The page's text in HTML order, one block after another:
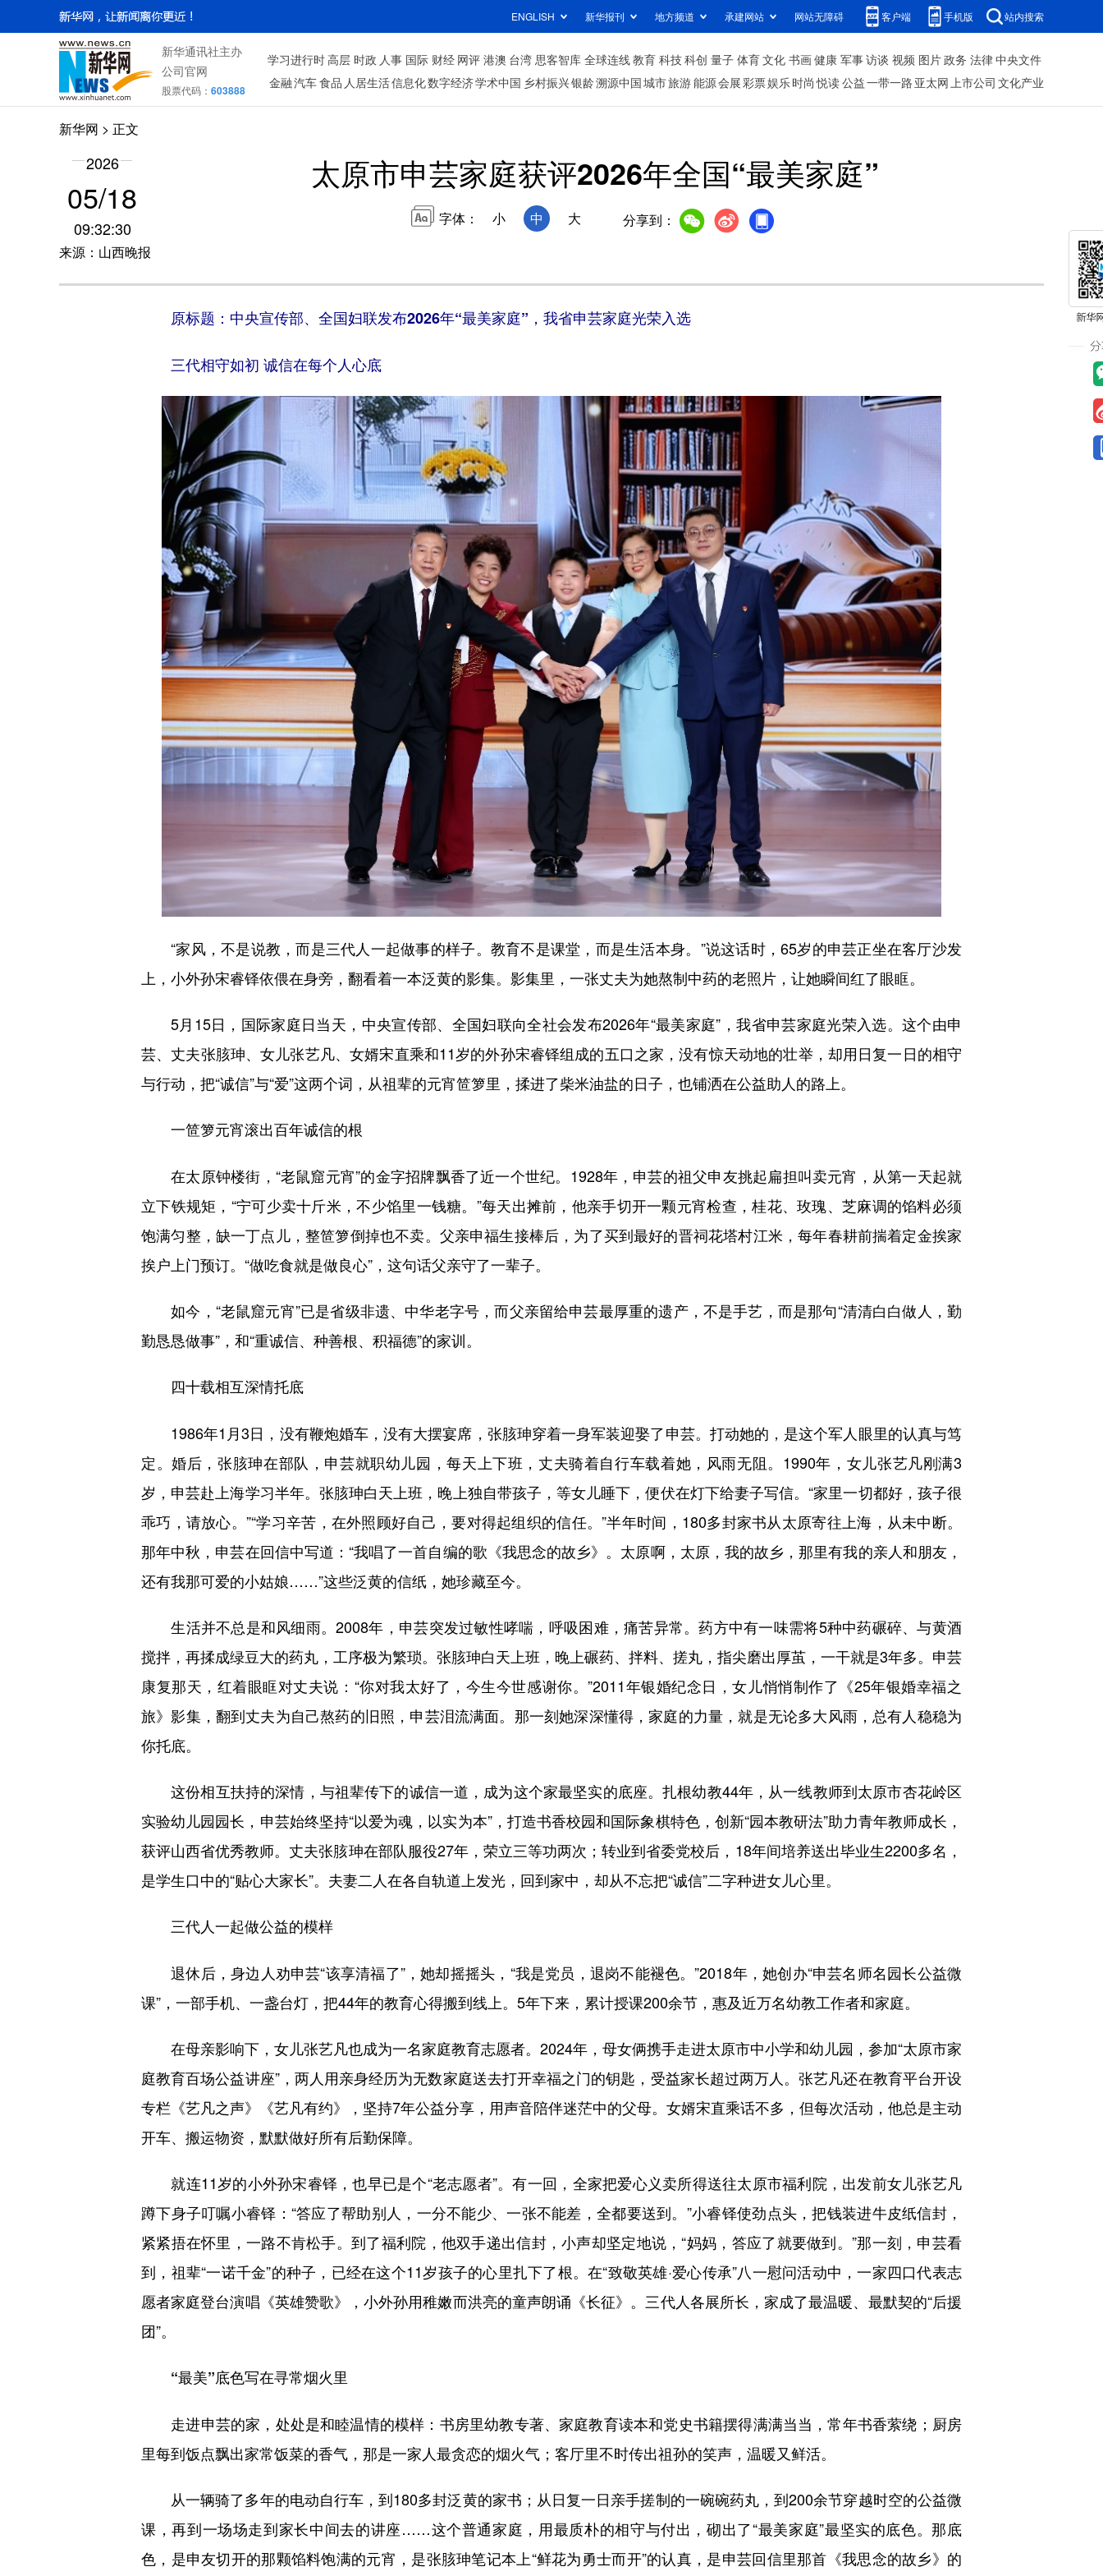
ENGLISH 新华报刊 地方频道 承建网站 网站无障碍 客户端 手机版 站内搜索
新华通讯社主办
公司官网
股票代码： 603888
学习进行时高层 时政 人事 国际 财经 网评 港澳 台湾 思客智库 全球连线教育 科技科创 量子 体育文化 书画健康 军事访谈 视频 图片政务 法律中央文件
金融汽车食品 人居生活信息化数字经济学术中国 乡村振兴银龄溯源中国城市旅游能源会展彩票娱乐时尚 悦读公益一带一路 亚太网上市公司 文化产业
新华网 > 正文
2026
05/18
09:32:30
来源：山西晚报
太原市申芸家庭获评2026年全国“最美家庭”
字体： 小 中 大 分享到：
原标题：中央宣传部、全国妇联发布2026年“最美家庭”，我省申芸家庭光荣入选
三代相守如初 诚信在每个人心底
“家风，不是说教，而是三代人一起做事的样子。教育不是课堂，而是生活本身。”说这话时，65岁的申芸正坐在客厅沙发
上，小外孙宋睿铎依偎在身旁，翻看着一本泛黄的影集。影集里，一张丈夫为她熬制中药的老照片，让她瞬间红了眼眶。
5月15日，国际家庭日当天，中央宣传部、全国妇联向全社会发布2026年“最美家庭”，我省申芸家庭光荣入选。这个由申
芸、丈夫张胲珅、女儿张艺凡、女婿宋直乘和11岁的外孙宋睿铎组成的五口之家，没有惊天动地的壮举，却用日复一日的相守
与行动，把“诚信”与“爱”这两个词，从祖辈的元宵笸箩里，揉进了柴米油盐的日子，也铺洒在公益助人的路上。
一笸箩元宵滚出百年诚信的根
在太原钟楼街，“老鼠窟元宵”的金字招牌飘香了近一个世纪。1928年，申芸的祖父申友挑起扁担叫卖元宵，从第一天起就
立下铁规矩，“宁可少卖十斤米，不少馅里一钱糖。”每天出摊前，他亲手切开一颗元宵检查，桂花、玫瑰、芝麻调的馅料必须
饱满匀整，缺一丁点儿，整笸箩倒掉也不卖。父亲申福生接棒后，为了买到最好的晋祠花塔村江米，每年春耕前揣着定金挨家
挨户上门预订。“做吃食就是做良心”，这句话父亲守了一辈子。
如今，“老鼠窟元宵”已是省级非遗、中华老字号，而父亲留给申芸最厚重的遗产，不是手艺，而是那句“清清白白做人，勤
勤恳恳做事”，和“重诚信、种善根、积福德”的家训。
四十载相互深情托底
1986年1月3日，没有鞭炮婚车，没有大摆宴席，张胲珅穿着一身军装迎娶了申芸。打动她的，是这个军人眼里的认真与笃
定。婚后，张胲珅在部队，申芸就职幼儿园，每天上下班，丈夫骑着自行车载着她，风雨无阻。1990年，女儿张艺凡刚满3
岁，申芸赴上海学习半年。张胲珅白天上班，晚上独自带孩子，等女儿睡下，便伏在灯下给妻子写信。“家里一切都好，孩子很
乖巧，请放心。”“学习辛苦，在外照顾好自己，要对得起组织的信任。”半年时间，180多封家书从太原寄往上海，从未中断。
那年中秋，申芸在回信中写道：“我唱了一首自编的歌《我思念的故乡》。太原啊，太原，我的故乡，那里有我的亲人和朋友，
还有我那可爱的小姑娘……”这些泛黄的信纸，她珍藏至今。
生活并不总是和风细雨。2008年，申芸突发过敏性哮喘，呼吸困难，痛苦异常。药方中有一味需将5种中药碾碎、与黄酒
搅拌，再揉成绿豆大的药丸，工序极为繁琐。张胲珅白天上班，晚上碾药、拌料、搓丸，指尖磨出厚茧，一干就是3年多。申芸
康复那天，红着眼眶对丈夫说：“你对我太好了，今生今世感谢你。”2011年银婚纪念日，女儿悄悄制作了《25年银婚幸福之
旅》影集，翻到丈夫为自己熬药的旧照，申芸泪流满面。那一刻她深深懂得，家庭的力量，就是无论多大风雨，总有人稳稳为
你托底。
这份相互扶持的深情，与祖辈传下的诚信一道，成为这个家最坚实的底座。扎根幼教44年，从一线教师到太原市杏花岭区
实验幼儿园园长，申芸始终坚持“以爱为魂，以实为本”，打造书香校园和国际象棋特色，创新“园本教研法”助力青年教师成长，
获评山西省优秀教师。丈夫张胲珅在部队服役27年，荣立三等功两次；转业到省委党校后，18年间培养送出毕业生2200多名，
是学生口中的“贴心大家长”。夫妻二人在各自轨道上发光，回到家中，却从不忘把“诚信”二字种进女儿心里。
三代人一起做公益的模样
退休后，身边人劝申芸“该享清福了”，她却摇摇头，“我是党员，退岗不能褪色。”2018年，她创办“申芸名师名园长公益微
课”，一部手机、一盏台灯，把44年的教育心得搬到线上。5年下来，累计授课200余节，惠及近万名幼教工作者和家庭。
在母亲影响下，女儿张艺凡也成为一名家庭教育志愿者。2024年，母女俩携手走进太原市中小学和幼儿园，参加“太原市家
庭教育百场公益讲座”，两人用亲身经历为无数家庭送去打开幸福之门的钥匙，受益家长超过两万人。张艺凡还在教育平台开设
专栏《艺凡之声》《艺凡有约》，坚持7年公益分享，用声音陪伴迷茫中的父母。女婿宋直乘话不多，但每次活动，他总是主动
开车、搬运物资，默默做好所有后勤保障。
就连11岁的小外孙宋睿铎，也早已是个“老志愿者”。有一回，全家把爱心义卖所得送往太原市福利院，出发前女儿张艺凡
蹲下身子叮嘱小睿铎：“答应了帮助别人，一分不能少、一张不能差，全都要送到。”小睿铎使劲点头，把钱装进牛皮纸信封，
紧紧捂在怀里，一路不肯松手。到了福利院，他双手递出信封，小声却坚定地说，“妈妈，答应了就要做到。”那一刻，申芸看
到，祖辈“一诺千金”的种子，已经在这个11岁孩子的心里扎下了根。在“致敬英雄·爱心传承”八一慰问活动中，一家四口代表志
愿者家庭登台演唱《英雄赞歌》，小外孙用稚嫩而洪亮的童声朗诵《长征》。三代人各展所长，家成了最温暖、最默契的“后援
团”。
“最美”底色写在寻常烟火里
走进申芸的家，处处是和睦温情的模样：书房里幼教专著、家庭教育读本和党史书籍摆得满满当当，常年书香萦绕；厨房
里每到饭点飘出家常饭菜的香气，那是一家人最贪恋的烟火气；客厅里不时传出祖孙的笑声，温暖又鲜活。
从一辆骑了多年的电动自行车，到180多封泛黄的家书；从日复一日亲手搓制的一碗碗药丸，到200余节穿越时空的公益微
课，再到一场场走到家长中间去的讲座……这个普通家庭，用最质朴的相守与付出，砌出了“最美家庭”最坚实的底色。那底
色，是申友切开的那颗馅料饱满的元宵，是张胲珅笔记本上“鲜花为勇士而开”的认真，是申芸回信里那首《我思念的故乡》的